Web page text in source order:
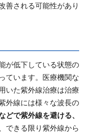
善される可能性があり
が低下している状態の
ています。医療機関な
いた紫外線治療は治療
外線には様々な波長の
どで紫外線を避ける、
できる限り紫外線から